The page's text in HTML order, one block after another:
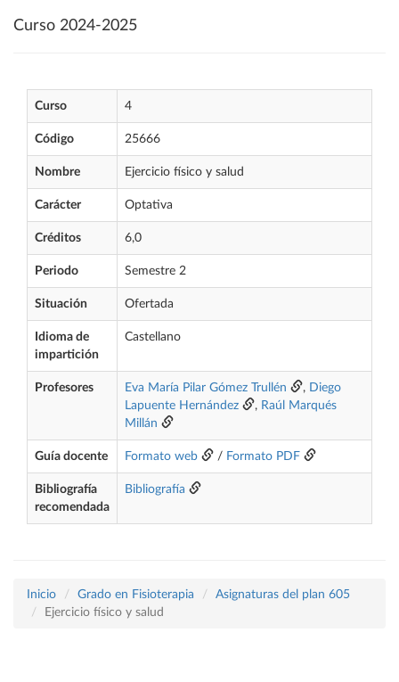
Curso 2024-2025
Curso 4
Código 25666
Nombre Ejercicio físico y salud
Carácter Optativa
Créditos 6,0
Periodo Semestre 2
Situación Ofertada
Idioma de
impartición
Castellano
Profesores Eva María Pilar Gómez Trullén , Diego
Lapuente Hernández
, Raúl Marqués
Millán
Guía docente Formato web / Formato PDF
Bibliografía
recomendada
Bibliografía
Inicio Grado en Fisioterapia
Asignaturas del plan 605
Ejercicio físico y salud